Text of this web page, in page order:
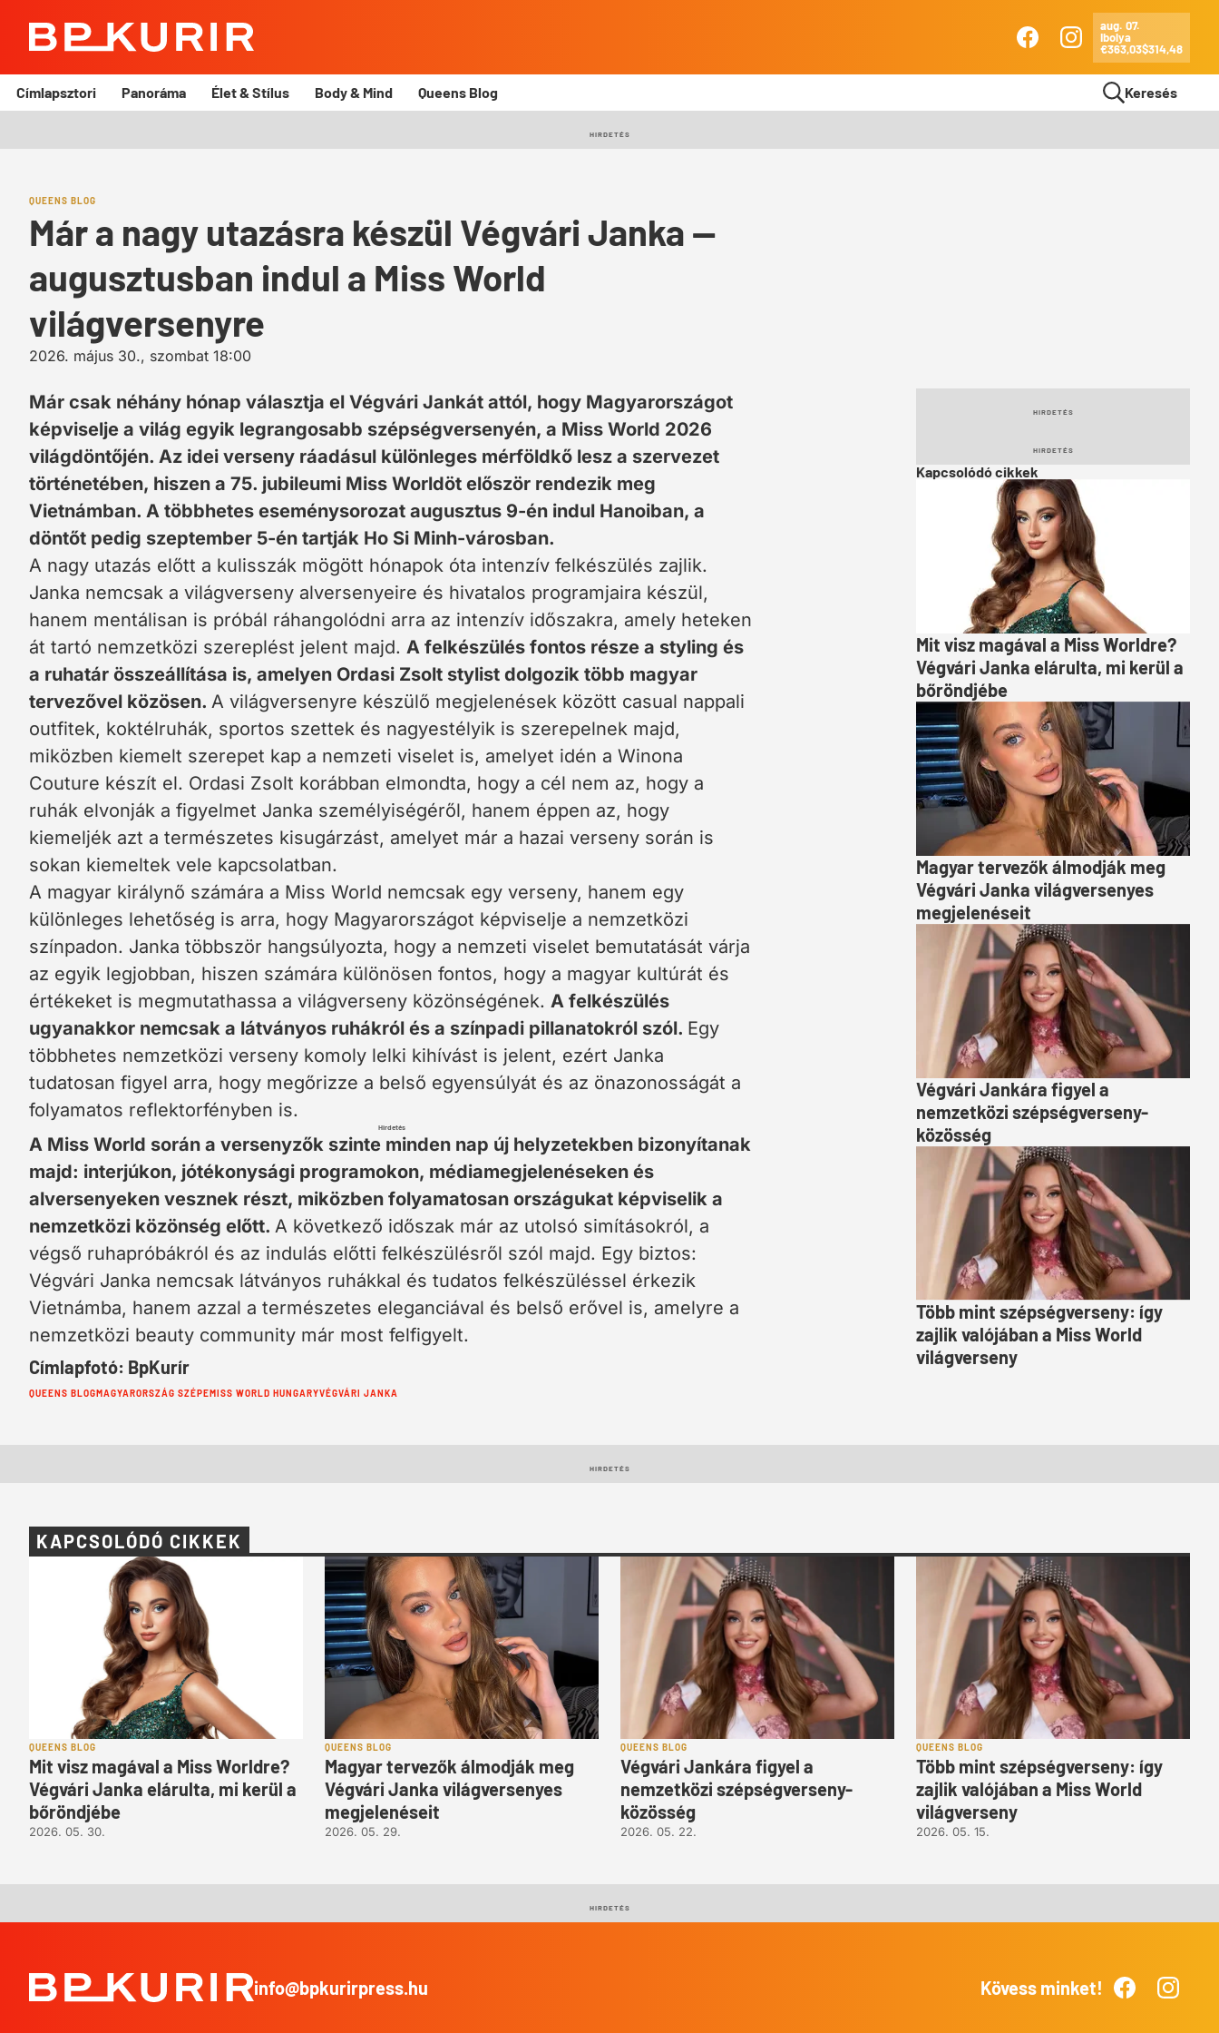
Kurír
FacebookInstagram
Ma
aug. 07.
Ibolya
€363,03$314,48
Címlapsztori Panoráma Élet & Stílus Body & Mind Queens Blog Keresés
HIRDETÉS
QUEENS BLOG
Már a nagy utazásra készül Végvári Janka —
augusztusban indul a Miss World
világversenyre
2026. május 30., szombat 18:00
HIRDETÉS
HIRDETÉS
Kapcsolódó cikkek
Mit visz magával a Miss Worldre?
Végvári Janka elárulta, mi kerül a
bőröndjébe
Magyar tervezők álmodják meg
Végvári Janka világversenyes
megjelenéseit
Végvári Jankára figyel a
nemzetközi szépségverseny-
közösség
Több mint szépségverseny: így
zajlik valójában a Miss World
világverseny
Már csak néhány hónap választja el Végvári Jankát attól, hogy Magyarországot
képviselje a világ egyik legrangosabb szépségversenyén, a Miss World 2026
világdöntőjén. Az idei verseny ráadásul különleges mérföldkő lesz a szervezet
történetében, hiszen a 75. jubileumi Miss Worldöt először rendezik meg
Vietnámban. A többhetes eseménysorozat augusztus 9-én indul Hanoiban, a
döntőt pedig szeptember 5-én tartják Ho Si Minh-városban.
A nagy utazás előtt a kulisszák mögött hónapok óta intenzív felkészülés zajlik.
Janka nemcsak a világverseny alversenyeire és hivatalos programjaira készül,
hanem mentálisan is próbál ráhangolódni arra az intenzív időszakra, amely heteken
át tartó nemzetközi szereplést jelent majd. A felkészülés fontos része a styling és
a ruhatár összeállítása is, amelyen Ordasi Zsolt stylist dolgozik több magyar
tervezővel közösen. A világversenyre készülő megjelenések között casual nappali
outfitek, koktélruhák, sportos szettek és nagyestélyik is szerepelnek majd,
miközben kiemelt szerepet kap a nemzeti viselet is, amelyet idén a Winona
Couture készít el. Ordasi Zsolt korábban elmondta, hogy a cél nem az, hogy a
ruhák elvonják a figyelmet Janka személyiségéről, hanem éppen az, hogy
kiemeljék azt a természetes kisugárzást, amelyet már a hazai verseny során is
sokan kiemeltek vele kapcsolatban.
A magyar királynő számára a Miss World nemcsak egy verseny, hanem egy
különleges lehetőség is arra, hogy Magyarországot képviselje a nemzetközi
színpadon. Janka többször hangsúlyozta, hogy a nemzeti viselet bemutatását várja
az egyik legjobban, hiszen számára különösen fontos, hogy a magyar kultúrát és
értékeket is megmutathassa a világverseny közönségének. A felkészülés
ugyanakkor nemcsak a látványos ruhákról és a színpadi pillanatokról szól. Egy
többhetes nemzetközi verseny komoly lelki kihívást is jelent, ezért Janka
tudatosan figyel arra, hogy megőrizze a belső egyensúlyát és az önazonosságát a
folyamatos reflektorfényben is.
Hirdetés
A Miss World során a versenyzők szinte minden nap új helyzetekben bizonyítanak
majd: interjúkon, jótékonysági programokon, médiamegjelenéseken és
alversenyeken vesznek részt, miközben folyamatosan országukat képviselik a
nemzetközi közönség előtt. A következő időszak már az utolsó simításokról, a
végső ruhapróbákról és az indulás előtti felkészülésről szól majd. Egy biztos:
Végvári Janka nemcsak látványos ruhákkal és tudatos felkészüléssel érkezik
Vietnámba, hanem azzal a természetes eleganciával és belső erővel is, amelyre a
nemzetközi beauty community már most felfigyelt.
Címlapfotó: BpKurír
Cimkék:
QUEENS BLOGMAGYARORSZÁG SZÉPEMISS WORLD HUNGARYVÉGVÁRI JANKA
HIRDETÉS
KAPCSOLÓDÓ CIKKEK
QUEENS BLOG
Mit visz magával a Miss Worldre?
Végvári Janka elárulta, mi kerül a
bőröndjébe
2026. 05. 30.
QUEENS BLOG
Magyar tervezők álmodják meg
Végvári Janka világversenyes
megjelenéseit
2026. 05. 29.
QUEENS BLOG
Végvári Jankára figyel a
nemzetközi szépségverseny-
közösség
2026. 05. 22.
QUEENS BLOG
Több mint szépségverseny: így
zajlik valójában a Miss World
világverseny
2026. 05. 15.
HIRDETÉS
info@bpkurirpress.hu Kövess minket!